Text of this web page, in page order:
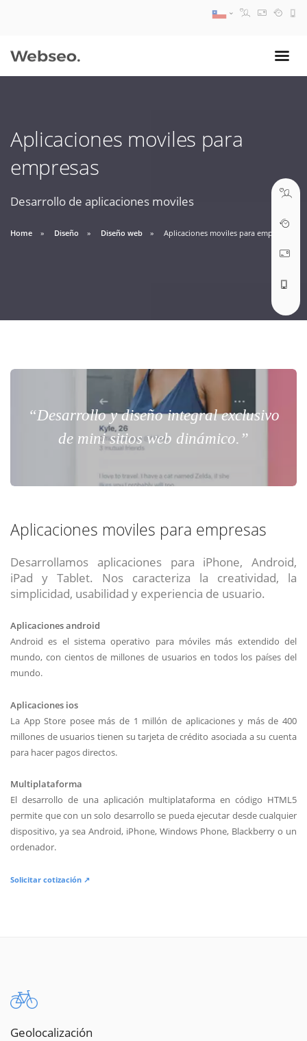
Aplicaciones moviles para
empresas
Desarrollo de aplicaciones moviles
Home Diseño Diseño web Aplicaciones moviles para empresas
“Desarrollo y diseño integral exclusivo
de mini sitios web dinámico.”
Aplicaciones moviles para empresas
Desarrollamos aplicaciones para iPhone, Android,
iPad y Tablet. Nos caracteriza la creatividad, la
simplicidad, usabilidad y experiencia de usuario.
Aplicaciones android
Android es el sistema operativo para móviles más extendido del
mundo, con cientos de millones de usuarios en todos los países del
mundo.
Aplicaciones ios
La App Store posee más de 1 millón de aplicaciones y más de 400
millones de usuarios tienen su tarjeta de crédito asociada a su cuenta
para hacer pagos directos.
Multiplataforma
El desarrollo de una aplicación multiplataforma en código HTML5
permite que con un solo desarrollo se pueda ejecutar desde cualquier
dispositivo, ya sea Android, iPhone, Windows Phone, Blackberry o un
ordenador.
Solicitar cotización ↗
Geolocalización
09:30 AM A 18:30 PM
soporte@webseo.cl
ABRIR TICKET